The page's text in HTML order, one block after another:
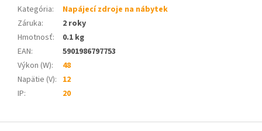
Kategória:
Napájecí zdroje na nábytek
Záruka:
2 roky
Hmotnosť:
0.1 kg
EAN:
5901986797753
Výkon (W):
48
Napätie (V): 12
IP: 20